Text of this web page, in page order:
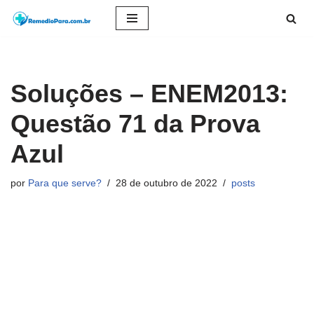
conteúdo
Soluções – ENEM2013:
Questão 71 da Prova
Azul
por Para que serve? 28 de outubro de 2022 posts